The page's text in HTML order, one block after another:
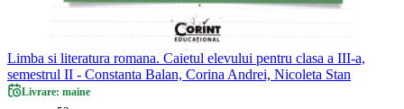
Limba si literatura romana. Caietul elevului pentru clasa a III-a,
semestrul II - Constanta Balan, Corina Andrei, Nicoleta Stan
Livrare: maine